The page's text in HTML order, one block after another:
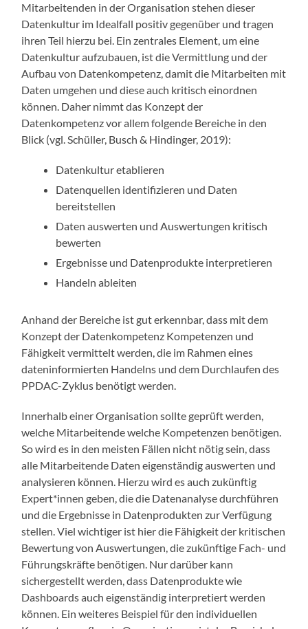
Mitarbeitenden in der Organisation stehen dieser
Datenkultur im Idealfall positiv gegenüber und tragen
ihren Teil hierzu bei. Ein zentrales Element, um eine
Datenkultur aufzubauen, ist die Vermittlung und der
Aufbau von Datenkompetenz, damit die Mitarbeiten mit
Daten umgehen und diese auch kritisch einordnen
können. Daher nimmt das Konzept der
Datenkompetenz vor allem folgende Bereiche in den
Blick (vgl. Schüller, Busch & Hindinger, 2019):
Datenkultur etablieren
Datenquellen identifizieren und Daten
bereitstellen
Daten auswerten und Auswertungen kritisch
bewerten
Ergebnisse und Datenprodukte interpretieren
Handeln ableiten
Anhand der Bereiche ist gut erkennbar, dass mit dem
Konzept der Datenkompetenz Kompetenzen und
Fähigkeit vermittelt werden, die im Rahmen eines
dateninformierten Handelns und dem Durchlaufen des
PPDAC-Zyklus benötigt werden.
Innerhalb einer Organisation sollte geprüft werden,
welche Mitarbeitende welche Kompetenzen benötigen.
So wird es in den meisten Fällen nicht nötig sein, dass
alle Mitarbeitende Daten eigenständig auswerten und
analysieren können. Hierzu wird es auch zukünftig
Expert*innen geben, die die Datenanalyse durchführen
und die Ergebnisse in Datenprodukten zur Verfügung
stellen. Viel wichtiger ist hier die Fähigkeit der kritischen
Bewertung von Auswertungen, die zukünftige Fach- und
Führungskräfte benötigen. Nur darüber kann
sichergestellt werden, dass Datenprodukte wie
Dashboards auch eigenständig interpretiert werden
können. Ein weiteres Beispiel für den individuellen